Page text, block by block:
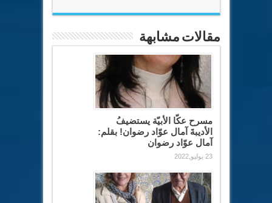
مقالات مشابهة
مسرح عكّا الأبيّة يستضيفُ
الأديبةَ آمال عوّاد رضوان! بقلم:
آمال عوّاد رضوان
23 يوليو,2022